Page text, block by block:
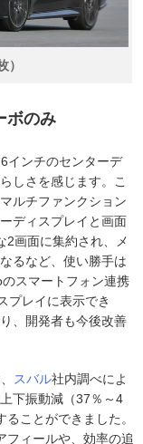
）
ボのみ
インチのセンターデ
しさを感じます。こ
ルチファンクション
ディスプレイと画面
2画面に集約され、メ
るなど、使い勝手は
スマートフォン連携
プレイに表示でき
、開発者も今後改善
スバル社内調べによ
下振動減（37％～4
ことができました。
フィールや、効率の追